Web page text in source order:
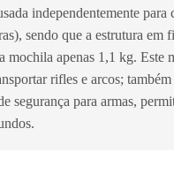
independentemente para
sendo que a estrutura em
mochila apenas 1,1 kg. Este
rifles e arcos; também
segurança para armas,